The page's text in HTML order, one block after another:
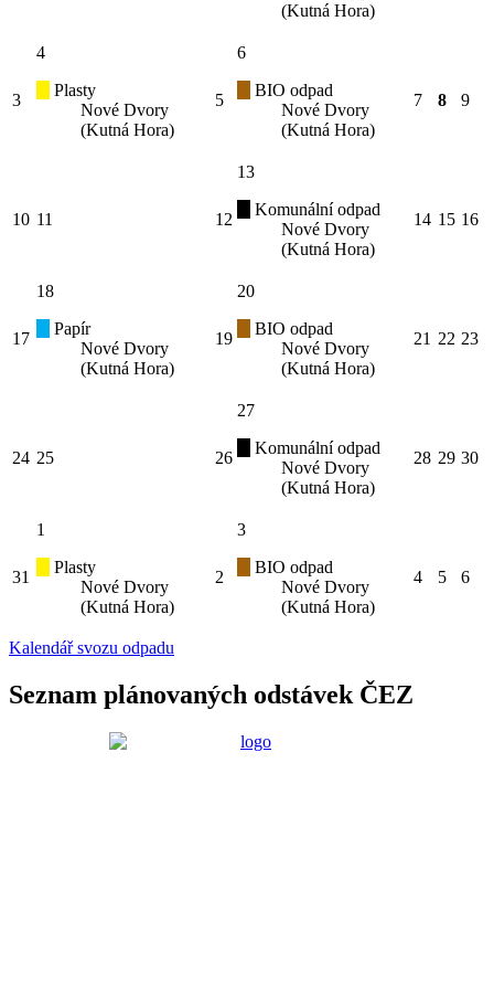
(Kutná Hora)
3
4
Plasty
Nové Dvory
(Kutná Hora)
5
6
BIO odpad
Nové Dvory
(Kutná Hora)
7 8 9
10 11 12
13
Komunální odpad
Nové Dvory
(Kutná Hora)
14 15 16
17
18
Papír
Nové Dvory
(Kutná Hora)
19
20
BIO odpad
Nové Dvory
(Kutná Hora)
21 22 23
24 25 26
27
Komunální odpad
Nové Dvory
(Kutná Hora)
28 29 30
31
1
Plasty
Nové Dvory
(Kutná Hora)
2
3
BIO odpad
Nové Dvory
(Kutná Hora)
4 5 6
Kalendář svozu odpadu
Seznam plánovaných odstávek ČEZ